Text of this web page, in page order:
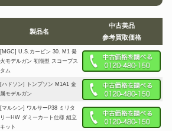
製品名
中古美品
参考買取価格
[MGC] U.S.カービン 30. M1 発
火モデルガン 初期型 スコープス
タム
[ハドソン] トンプソン M1A1 金
属モデルガン
[マルシン] ワルサーP38 ミリタ
リーHW ダミーカート仕様 組立
キット